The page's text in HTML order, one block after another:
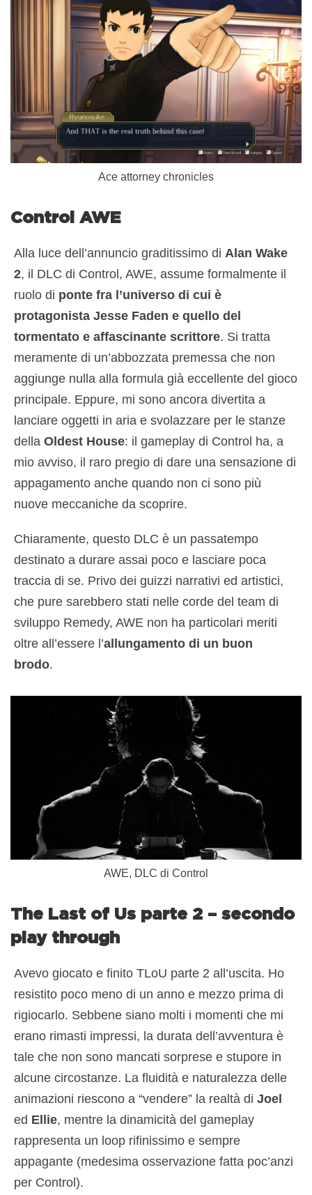
Ace attorney chronicles
Control AWE
Alla luce dell’annuncio graditissimo di Alan Wake
2, il DLC di Control, AWE, assume formalmente il
ruolo di ponte fra l’universo di cui è
protagonista Jesse Faden e quello del
tormentato e affascinante scrittore. Si tratta
meramente di un’abbozzata premessa che non
aggiunge nulla alla formula già eccellente del gioco
principale. Eppure, mi sono ancora divertita a
lanciare oggetti in aria e svolazzare per le stanze
della Oldest House: il gameplay di Control ha, a
mio avviso, il raro pregio di dare una sensazione di
appagamento anche quando non ci sono più
nuove meccaniche da scoprire.
Chiaramente, questo DLC è un passatempo
destinato a durare assai poco e lasciare poca
traccia di se. Privo dei guizzi narrativi ed artistici,
che pure sarebbero stati nelle corde del team di
sviluppo Remedy, AWE non ha particolari meriti
oltre all’essere l’allungamento di un buon
brodo.
AWE, DLC di Control
The Last of Us parte 2 – secondo
play through
Avevo giocato e finito TLoU parte 2 all’uscita. Ho
resistito poco meno di un anno e mezzo prima di
rigiocarlo. Sebbene siano molti i momenti che mi
erano rimasti impressi, la durata dell’avventura è
tale che non sono mancati sorprese e stupore in
alcune circostanze. La fluidità e naturalezza delle
animazioni riescono a “vendere” la realtà di Joel
ed Ellie, mentre la dinamicità del gameplay
rappresenta un loop rifinissimo e sempre
appagante (medesima osservazione fatta poc’anzi
per Control).